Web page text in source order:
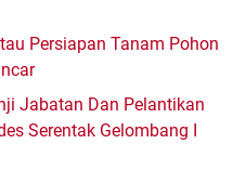
Persiapan Tanam Pohon
Jabatan Dan Pelantikan
Serentak Gelombang I